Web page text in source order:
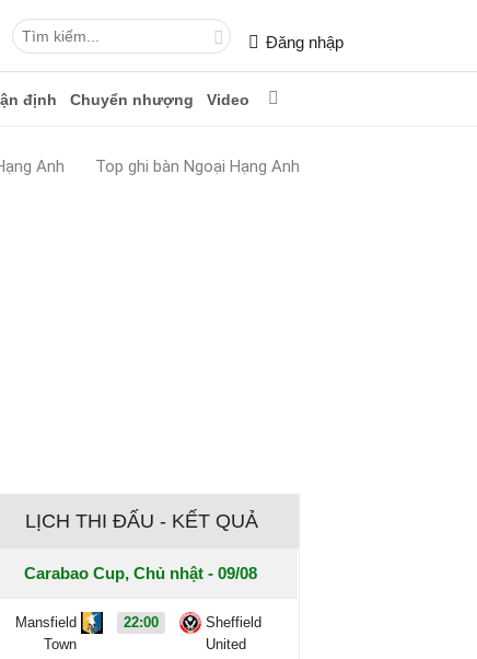
Đăng nhập
định Chuyển nhượng Video
Anh Top ghi bàn Ngoại Hạng Anh
LỊCH THI ĐẤU - KẾT QUẢ
Carabao Cup, Chủ nhật - 09/08
Mansfield
Town
22:00
Sheffield
United